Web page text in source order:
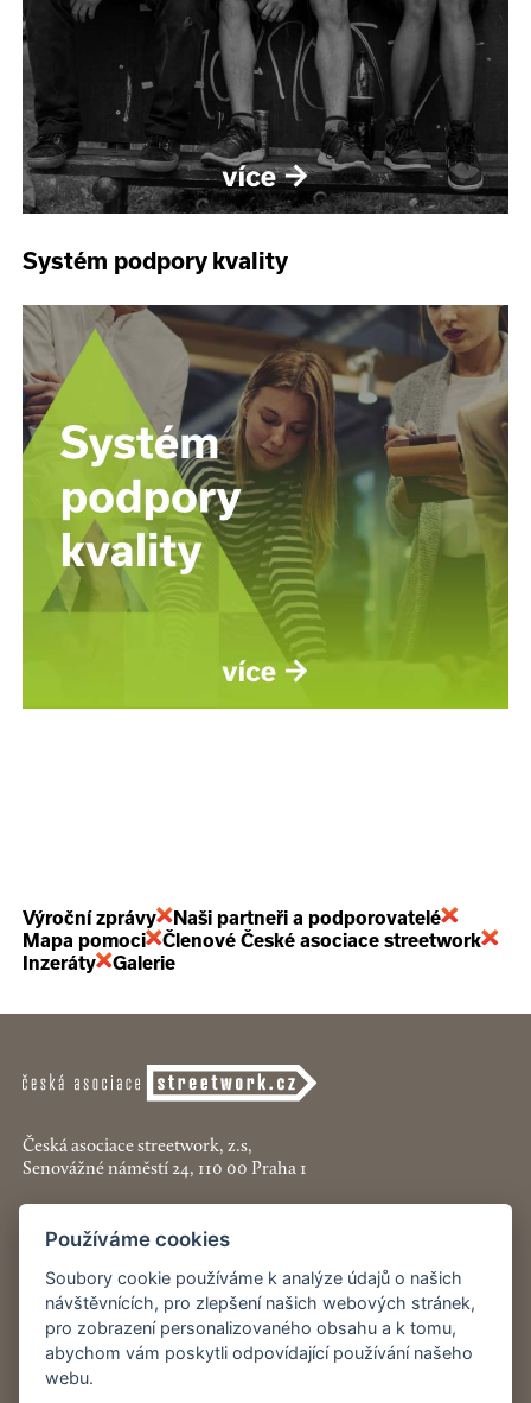
Systém podpory kvality
Výroční zprávy
Naši partneři a podporovatelé
Mapa pomoci
Členové České asociace streetwork
Inzeráty
Galerie
Česká asociace streetwork, z.s,
Senovážné náměstí 24, 110 00 Praha 1
+420 774 913 777
asociace@streetwork.cz
Nastavení cookies
Restartshop.cz
Používáme cookies
Soubory cookie používáme k analýze údajů o našich
návštěvnících, pro zlepšení našich webových stránek,
pro zobrazení personalizovaného obsahu a k tomu,
abychom vám poskytli odpovídající používání našeho
webu.